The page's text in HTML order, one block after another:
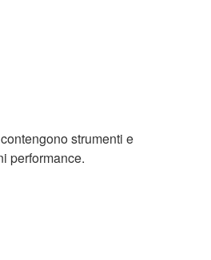
strumenti e
performance.